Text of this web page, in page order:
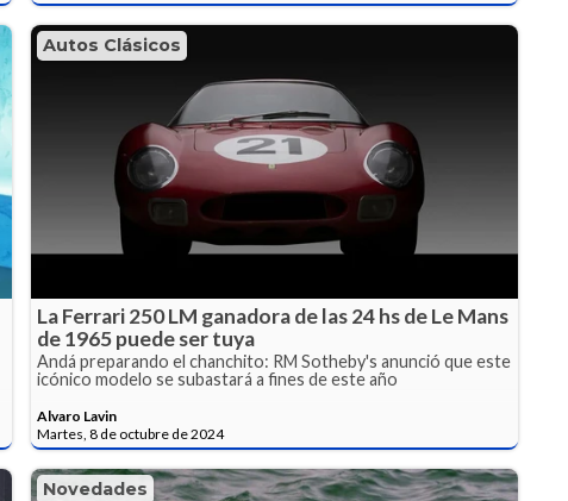
Autos Clásicos
La Ferrari 250 LM ganadora de las 24 hs de Le Mans
de 1965 puede ser tuya
Andá preparando el chanchito: RM Sotheby's anunció que este
icónico modelo se subastará a fines de este año
Alvaro Lavin
Martes, 8 de octubre de 2024
Novedades